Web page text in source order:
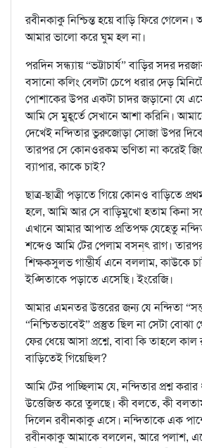
রবীনকাকু নিশ্চিন্ত হয়ে বাড়ি ফিরে
আমার ভালো করে ঘুম হল না।
পরদিন সন্ধ্যায় “ভট্টাচার্য” বাড়ির সদর
বসানো কলিং বেলটা চেপে ধরার দেড়
পোশাকের উপর একটা চাদর জড়ানো যে
আমি সে মুহূর্তে সেখানে আশা করিনি।
দেখেই নন্দিতার ভুরুজোড়া সোজা উপর
তারপর সে কোনওরকম ভণিতা না করেই
ব্যাপার, কাকে চাই?
ছাত্র-ছাত্রী পড়াতে গিয়ে কোনও বাড়িতে
হলে, আমি আর সে বাড়িমুখো হতাম কিনা
এখানে আমার আপাত প্রতিপক্ষ যেহেতু
শব্দেও আমি টের পেলাম বসন্‌ৎ রাগ।
শিক্ষকসুলভ গাম্ভীর্য এনে বললাম, কাউকে
ইপ্সিতাকে পড়াতে এসেছি। ইংরেজি।
আমার এমনতর উত্তরের জন্য যে নন্দিতা
“নিশ্চিতভাবেই” প্রস্তুত ছিল না সেটা
ফের ধেয়ে আসা প্রশ্নে, বাবা কি তাহলে
বাড়িতেই গিয়েছিল?
আমি টের পাচ্ছিলাম যে, নন্দিতার প্রশ্ন
উত্তেজিত করে তুলছে। কী বলতে, কী
দিলেন রবীনকাকু এসে। নন্দিতাকে এক
রবীনকাকু আমাকে বললেন, আরে পলাশ,